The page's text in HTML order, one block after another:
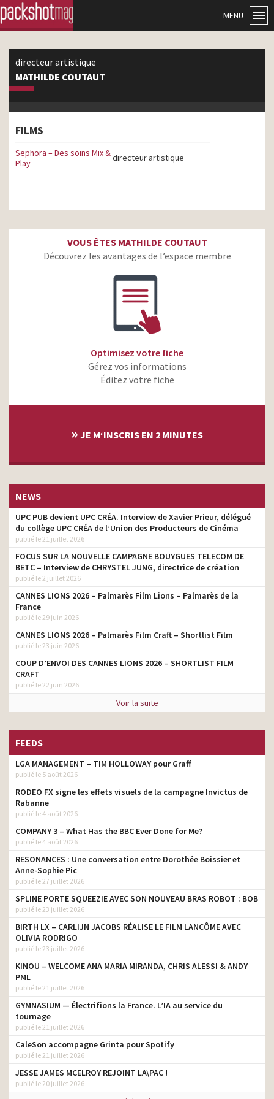
MENU
directeur artistique
MATHILDE COUTAUT
FILMS
Sephora – Des soins Mix &
Play
directeur artistique
VOUS ÊTES MATHILDE COUTAUT
Découvrez les avantages de l’espace membre
Optimisez votre fiche
Gérez vos informations
Éditez votre fiche
» JE M‘INSCRIS EN 2 MINUTES
NEWS
UPC PUB devient UPC CRÉA. Interview de Xavier Prieur, délégué
du collège UPC CRÉA de l’Union des Producteurs de Cinéma
publié le 21 juillet 2026
FOCUS SUR LA NOUVELLE CAMPAGNE BOUYGUES TELECOM DE
BETC – Interview de CHRYSTEL JUNG, directrice de création
publié le 2 juillet 2026
CANNES LIONS 2026 – Palmarès Film Lions – Palmarès de la
France
publié le 29 juin 2026
CANNES LIONS 2026 – Palmarès Film Craft – Shortlist Film
publié le 23 juin 2026
COUP D’ENVOI DES CANNES LIONS 2026 – SHORTLIST FILM
CRAFT
publié le 22 juin 2026
Voir la suite
FEEDS
LGA MANAGEMENT – TIM HOLLOWAY pour Graff
publié le 5 août 2026
RODEO FX signe les effets visuels de la campagne Invictus de
Rabanne
publié le 4 août 2026
COMPANY 3 – What Has the BBC Ever Done for Me?
publié le 4 août 2026
RESONANCES : Une conversation entre Dorothée Boissier et
Anne-Sophie Pic
publié le 27 juillet 2026
SPLINE PORTE SQUEEZIE AVEC SON NOUVEAU BRAS ROBOT : BOB
publié le 23 juillet 2026
BIRTH LX – CARLIJN JACOBS RÉALISE LE FILM LANCÔME AVEC
OLIVIA RODRIGO
publié le 23 juillet 2026
KINOU – WELCOME ANA MARIA MIRANDA, CHRIS ALESSI & ANDY
PML
publié le 21 juillet 2026
GYMNASIUM — Électrifions la France. L’IA au service du
tournage
publié le 21 juillet 2026
CaleSon accompagne Grinta pour Spotify
publié le 21 juillet 2026
JESSE JAMES MCELROY REJOINT LA\PAC !
publié le 20 juillet 2026